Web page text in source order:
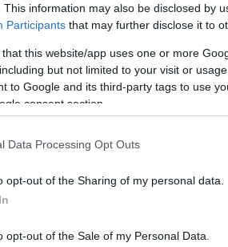
This information may also be disclosed by
Participants that may further disclose it to
that this website/app uses one or more
but not limited to your visit or
to Google and its third-party tags to use
consent section.
Data Processing Opt Outs
opt-out of the Sharing of my personal data.
opt-out of the Sale of my Personal Data.
arról mondjon le, hogy
sorsokról döntsön, hanem
projektszerű tevékenység
cég irányítása önnek, mint
felé? Tapasztalataim szerint
is felvállaljon. A tanácsom:
Hamar rá fog döbbenni, hogy
az út az első vezető székébe,
és mint PM egyszerre ég szénné.
kedni, egyáltalán miért is van